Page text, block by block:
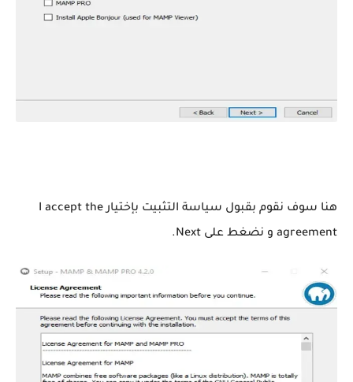
هنا سوف نقوم بقبول سياسة التثبيت بإختيار I accept the
agreement و نضغط على Next.